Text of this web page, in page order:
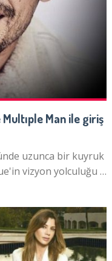
Man ile giriş
uzunca bir kuyruk
vizyon yolculuğu …